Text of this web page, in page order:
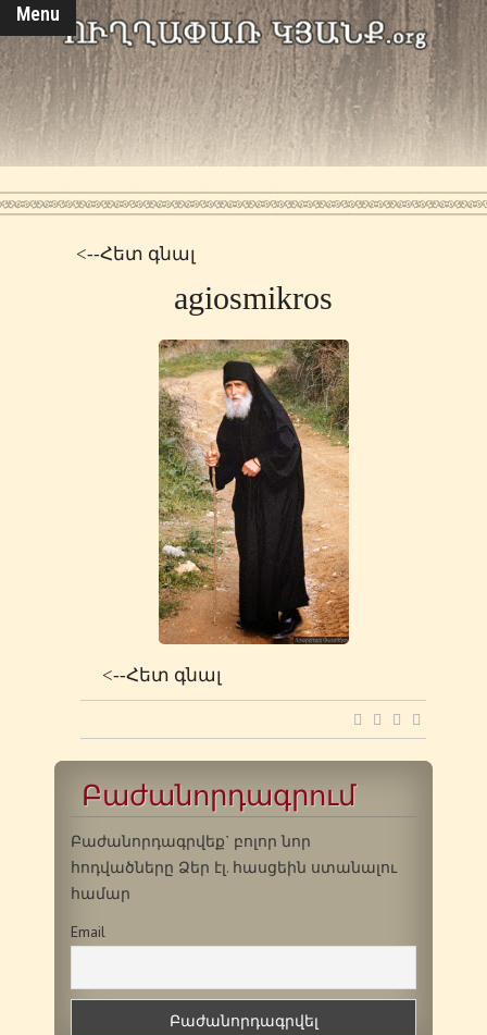
Menu
<--Հետ գնալ
agiosmikros
<--Հետ գնալ
Բաժանորդագրում
Բաժանորդագրվեք` բոլոր նոր
հոդվածները Ձեր էլ. հասցեին ստանալու
համար
Email